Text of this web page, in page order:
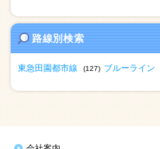
路線別検索
東急田園都市線 (127) ブルーライン